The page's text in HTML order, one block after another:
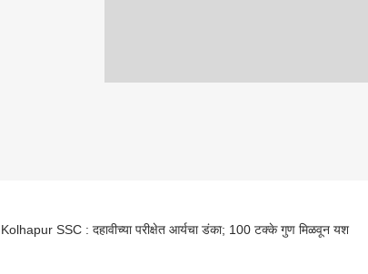
Kolhapur SSC : दहावीच्या परीक्षेत आर्यचा डंका; 100 टक्के गुण मिळवून यश